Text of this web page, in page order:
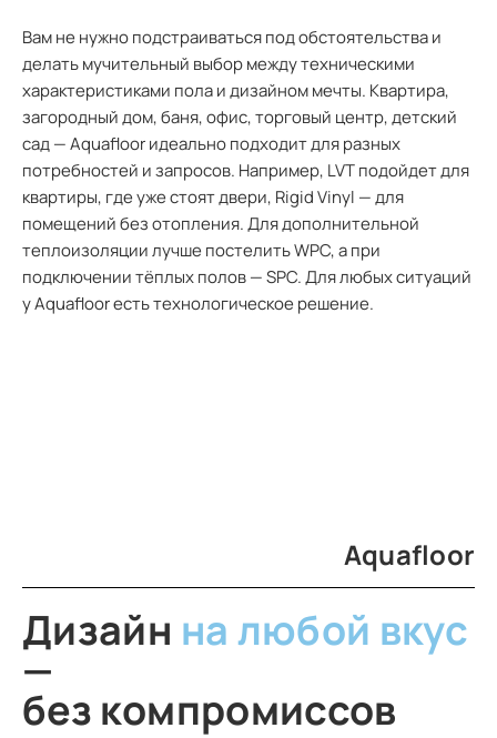
Вам не нужно подстраиваться под обстоятельства и
делать мучительный выбор между техническими
характеристиками пола и дизайном мечты. Квартира,
загородный дом, баня, офис, торговый центр, детский
сад — Aquafloor идеально подходит для разных
потребностей и запросов. Например, LVT подойдет для
квартиры, где уже стоят двери, Rigid Vinyl — для
помещений без отопления. Для дополнительной
теплоизоляции лучше постелить WPC, а при
подключении тёплых полов — SPC. Для любых ситуаций
у Aquafloor есть технологическое решение.
Aquafloor
Дизайн на любой вкус
—
без компромиссов